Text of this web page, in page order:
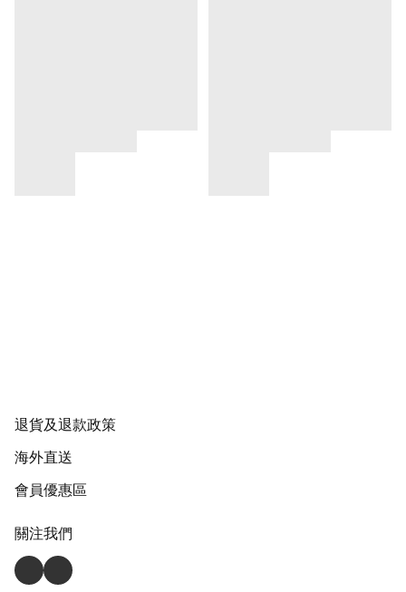
退貨及退款政策
海外直送
會員優惠區
關注我們